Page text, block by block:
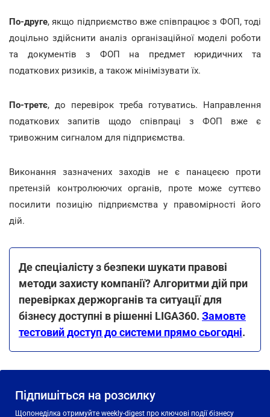
По-друге, якщо підприємство вже співпрацює з ФОП, тоді
доцільно здійснити аналіз організаційної моделі роботи
та документів з ФОП на предмет юридичних та
податкових ризиків, а також мінімізувати їх.
По-третє, до перевірок треба готуватись. Направлення
податкових запитів щодо співпраці з ФОП вже є
тривожним сигналом для підприємства.
Виконання зазначених заходів не є панацеєю проти
претензій контролюючих органів, проте може суттєво
посилити позицію підприємства у правомірності його
дій.
Де спеціалісту з безпеки шукати правові
методи захисту компанії? Алгоритми дій при
перевірках держорганів та ситуації для
бізнесу доступні в рішенні LIGA360. Замовте
тестовий доступ до системи прямо сьогодні.
Підпишіться на розсилку
Щопонеділка отримуйте weekly-digest про ключові події бізнесу